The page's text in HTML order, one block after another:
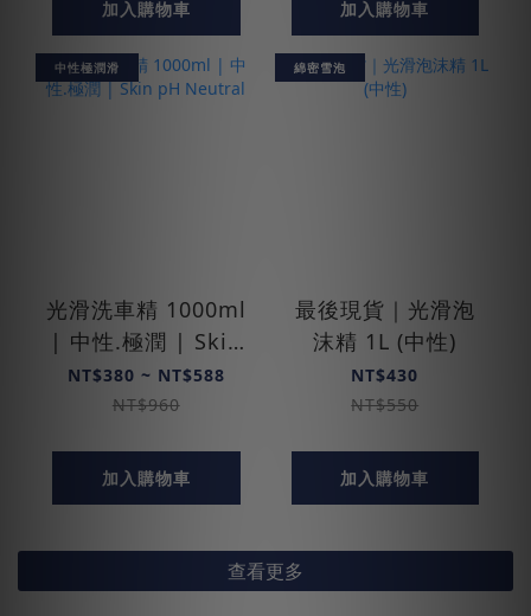
加入購物車 加入購物車
中性極潤滑
光滑洗車精 1000ml
| 中性.極潤 | Skin
pH Neutral
NT$380 ~ NT$588
NT$960
加入購物車
綿密雪泡
最後現貨｜光滑泡
沫精 1L (中性)
NT$430
NT$550
加入購物車
查看更多